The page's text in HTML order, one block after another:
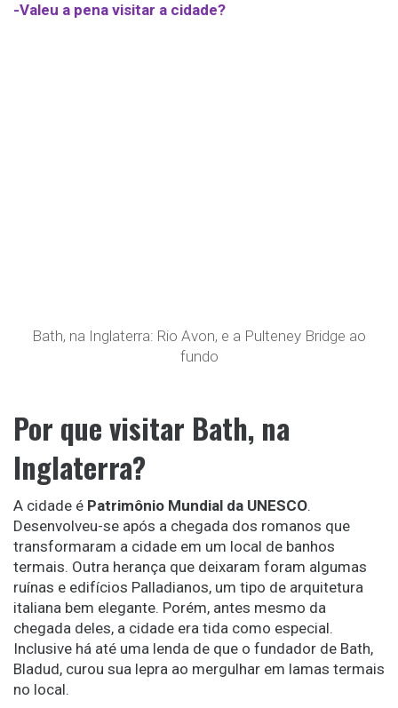
-Valeu a pena visitar a cidade?
Bath, na Inglaterra: Rio Avon, e a Pulteney Bridge ao
fundo
Por que visitar Bath, na
Inglaterra?
A cidade é Patrimônio Mundial da UNESCO.
Desenvolveu-se após a chegada dos romanos que
transformaram a cidade em um local de banhos
termais. Outra herança que deixaram foram algumas
ruínas e edifícios Palladianos, um tipo de arquitetura
italiana bem elegante. Porém, antes mesmo da
chegada deles, a cidade era tida como especial.
Inclusive há até uma lenda de que o fundador de Bath,
Bladud, curou sua lepra ao mergulhar em lamas termais
no local.